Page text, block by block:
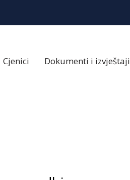
Cjenici Dokumenti i izvještaji